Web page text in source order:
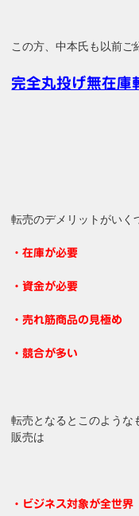
この方、中本氏も以前ご
完全丸投げ無在庫
転売のデメリットがいく
・在庫が必要
・資金が必要
・売れ筋商品の見極め
・競合が多い
転売となるとこのような
販売は
・ビジネス対象が全世界